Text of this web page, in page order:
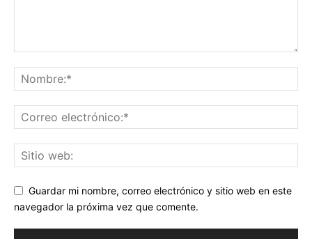
Guardar mi nombre, correo electrónico y sitio web en este
navegador la próxima vez que comente.